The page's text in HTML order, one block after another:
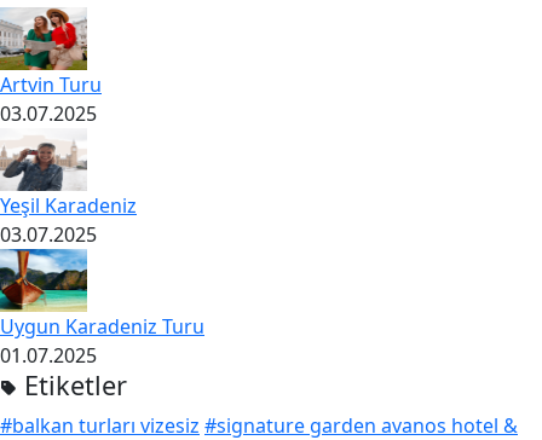
Artvin Turu
03.07.2025
Yeşil Karadeniz
03.07.2025
Uygun Karadeniz Turu
01.07.2025
Etiketler
#balkan turları vizesiz #signature garden avanos hotel &